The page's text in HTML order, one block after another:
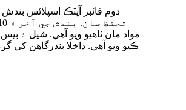
ڪيو ويو آهي. داخلا بندرگاهن